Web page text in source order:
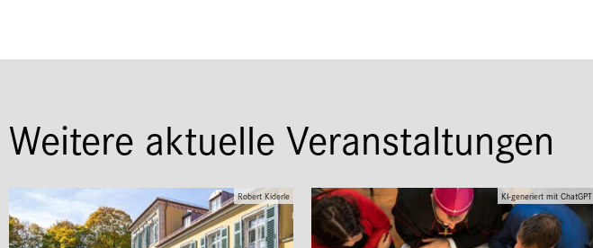
Weitere aktuelle Veranstaltungen
Robert Kiderle KI-generiert mit ChatGPT